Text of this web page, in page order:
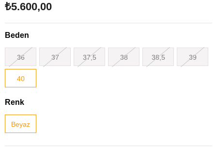
₺5.600,00
Beden
36 37 37,5 38 38,5 39
40
Renk
Beyaz